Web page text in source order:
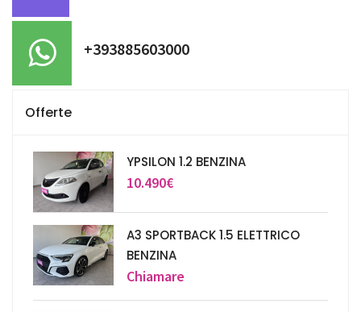
+393885603000
Offerte
YPSILON 1.2 BENZINA
10.490€
A3 SPORTBACK 1.5 ELETTRICO
BENZINA
Chiamare